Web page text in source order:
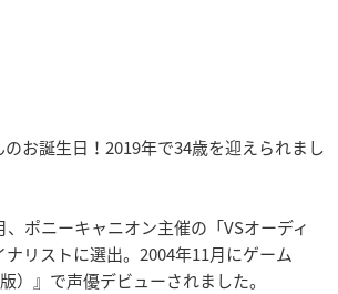
のお誕生日！2019年で34歳を迎えられまし
ポニーキャニオン主催の「VSオーディ
リストに選出。2004年11月にゲーム
）』で声優デビューされました。